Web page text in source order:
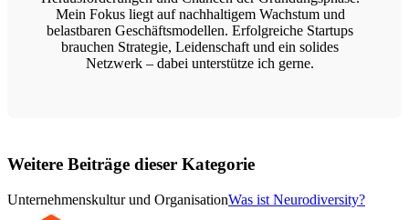
Mein Fokus liegt auf nachhaltigem Wachstum und
belastbaren Geschäftsmodellen. Erfolgreiche Startups
brauchen Strategie, Leidenschaft und ein solides
Netzwerk – dabei unterstütze ich gerne.
Weitere Beiträge dieser Kategorie
Unternehmenskultur und OrganisationWas ist Neurodiversity?